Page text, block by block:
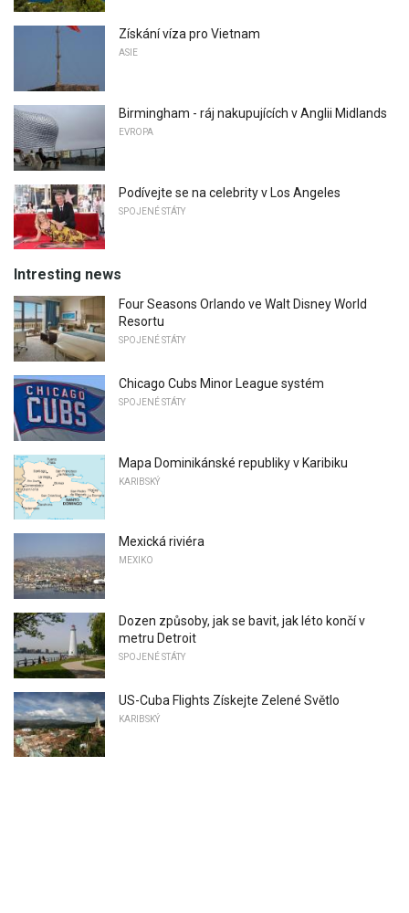
Získání víza pro Vietnam
ASIE
Birmingham - ráj nakupujících v Anglii Midlands
EVROPA
Podívejte se na celebrity v Los Angeles
SPOJENÉ STÁTY
Intresting news
Four Seasons Orlando ve Walt Disney World
Resortu
SPOJENÉ STÁTY
Chicago Cubs Minor League systém
SPOJENÉ STÁTY
Mapa Dominikánské republiky v Karibiku
KARIBSKÝ
Mexická riviéra
MEXIKO
Dozen způsoby, jak se bavit, jak léto končí v
metru Detroit
SPOJENÉ STÁTY
US-Cuba Flights Získejte Zelené Světlo
KARIBSKÝ